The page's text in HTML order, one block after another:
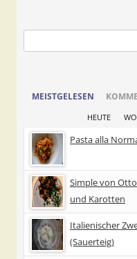
nach:
MEISTGELESEN
HEUTE
Pasta alla
Simple von
und Karotten
Italienischer
(Sauerteig)